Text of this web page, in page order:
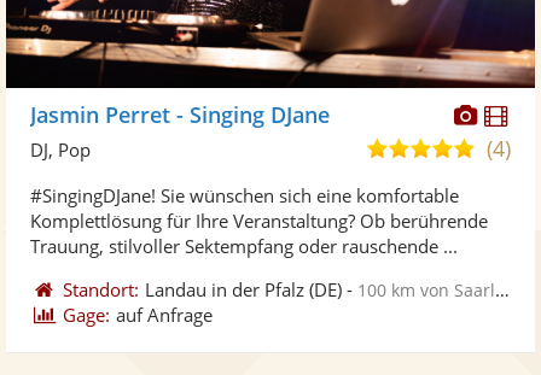
Jasmin Perret - Singing DJane
5,0
5
(4)
DJ, Pop
#SingingDJane! Sie wünschen sich eine komfortable
Komplettlösung für Ihre Veranstaltung? Ob berührende
Trauung, stilvoller Sektempfang oder rauschende ...
Standort: Landau in der Pfalz (DE) - 100 km von Saarlouis
Gage: auf Anfrage